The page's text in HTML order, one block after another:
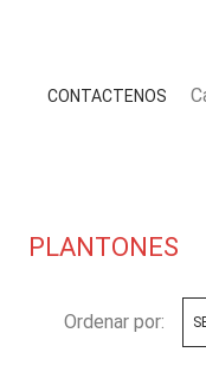
CONTACTENOS
PLANTONES
Ordenar por: